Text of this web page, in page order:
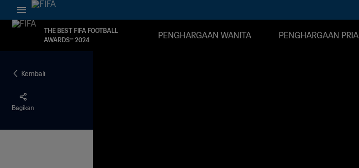
THE BEST FIFA FOOTBALL
AWARDS™ 2024
PENGHARGAAN WANITA PENGHARGAAN PRIA
Kembali
Bagikan